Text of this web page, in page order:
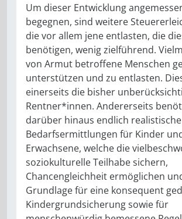
Um dieser Entwicklung
begegnen, sind weitere
die vor allem jene entlasten, die
benötigen, wenig zielführend.
von Armut betroffene Menschen
unterstützen und zu entlasten.
einerseits die bisher
Rentner*innen. Andererseits
darüber hinaus endlich realistische
Bedarfsermittlungen für Kinder
Erwachsene, welche die
soziokulturelle Teilhabe sichern,
Chancengleichheit ermöglichen
Grundlage für eine konsequent
Kindergrundsicherung sowie für